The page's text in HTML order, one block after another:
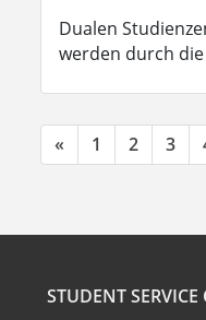
Dualen
werden durch
« 1 2 3
STUDENT SERVICE